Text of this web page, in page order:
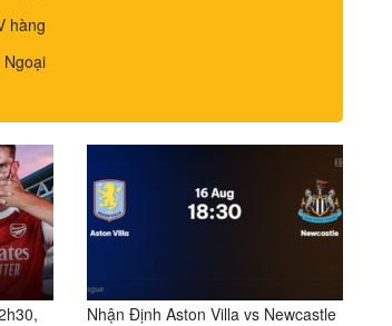
hàng
Nhận Định Aston Villa vs Newcastle